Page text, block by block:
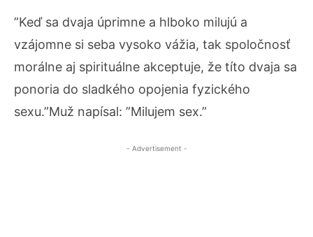
”Keď sa dvaja úprimne a hlboko milujú a
vzájomne si seba vysoko vážia, tak spoločnosť
morálne aj spirituálne akceptuje, že títo dvaja sa
ponoria do sladkého opojenia fyzického
sexu.”Muž napísal: ”Milujem sex.”
- Advertisement -